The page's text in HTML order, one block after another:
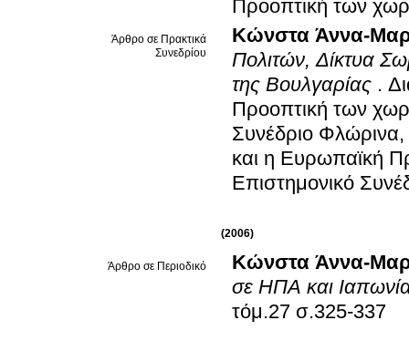
Προοπτική των
Άρθρο σε Πρακτικά
Συνεδρίου
Κώνστα Άννα-
Πολιτών, Δίκτυα
της Βουλγαρίας .
Προοπτική των
Συνέδριο
και η Ευρωπαϊκή
Επιστημονικό
(2006)
Άρθρο σε Περιοδικό
Κώνστα Άννα-
σε ΗΠΑ και
τόμ.27 σ.325-337